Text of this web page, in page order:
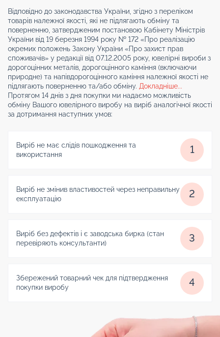
Відповідно до законодавства України, згідно з переліком
товарів належної якості, які не підлягають обміну та
поверненню, затвердженим постановою Кабінету Міністрів
України від 19 березня 1994 року № 172 «Про реалізацію
окремих положень Закону України «Про захист прав
споживачів» у редакції від 07.12.2005 року, ювелірні вироби з
дорогоцінних металів, дорогоцінного каміння (включаючи
природне) та напівдорогоцінного каміння належної якості не
підлягають поверненню та/або обміну. Докладніше...
Протягом 14 днів з дня покупки ми надаємо можливість
обміну Вашого ювелірного виробу на виріб аналогічної якості
за дотримання наступних умов:
Виріб не має слідів пошкодження та
використання
1
Виріб не змінив властивостей через неправильну
експлуатацію
2
Виріб без дефектів і є заводська бирка (стан
перевіряють консультанти)
3
Збережений товарний чек для підтвердження
покупки виробу
4